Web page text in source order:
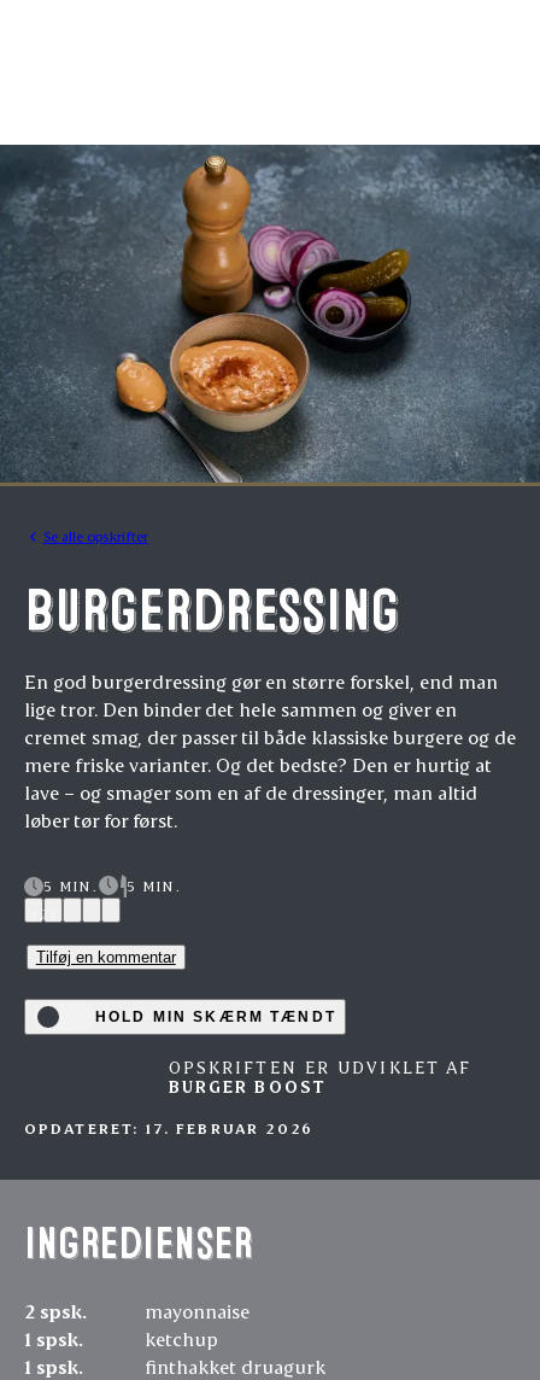
Se alle opskrifter
Burgerdressing
En god burgerdressing gør en større forskel, end man
lige tror. Den binder det hele sammen og giver en
cremet smag, der passer til både klassiske burgere og de
mere friske varianter. Og det bedste? Den er hurtig at
lave – og smager som en af de dressinger, man altid
løber tør for først.
5 MIN.
5 MIN.
(2)
Tilføj en kommentar
HOLD MIN SKÆRM TÆNDT
OPSKRIFTEN ER UDVIKLET AF
BURGER BOOST
OPDATERET: 17. FEBRUAR 2026
Ingredienser
2 spsk.
mayonnaise
1 spsk.
ketchup
1 spsk.
finthakket druagurk